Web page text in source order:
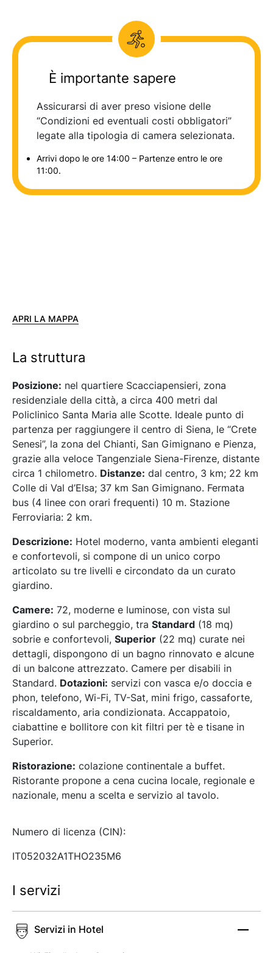
APRI LA MAPPA
La struttura
Posizione: nel quartiere Scacciapensieri, zona
residenziale della città, a circa 400 metri dal
Policlinico Santa Maria alle Scotte. Ideale punto di
partenza per raggiungere il centro di Siena, le “Crete
Senesi”, la zona del Chianti, San Gimignano e Pienza,
grazie alla veloce Tangenziale Siena-Firenze, distante
circa 1 chilometro. Distanze: dal centro, 3 km; 22 km
Colle di Val d’Elsa; 37 km San Gimignano. Fermata
bus (4 linee con orari frequenti) 10 m. Stazione
Ferroviaria: 2 km.
Descrizione: Hotel moderno, vanta ambienti eleganti
e confortevoli, si compone di un unico corpo
articolato su tre livelli e circondato da un curato
giardino.
Camere: 72, moderne e luminose, con vista sul
giardino o sul parcheggio, tra Standard (18 mq)
sobrie e confortevoli, Superior (22 mq) curate nei
dettagli, dispongono di un bagno rinnovato e alcune
di un balcone attrezzato. Camere per disabili in
Standard. Dotazioni: servizi con vasca e/o doccia e
phon, telefono, Wi-Fi, TV-Sat, mini frigo, cassaforte,
riscaldamento, aria condizionata. Accappatoio,
ciabattine e bollitore con kit filtri per tè e tisane in
Superior.
Ristorazione: colazione continentale a buffet.
Ristorante propone a cena cucina locale, regionale e
nazionale, menu a scelta e servizio al tavolo.
Numero di licenza (CIN):
IT052032A1THO235M6
I servizi
Servizi in Hotel
È importante sapere
Assicurarsi di aver preso visione delle
“Condizioni ed eventuali costi obbligatori”
legate alla tipologia di camera selezionata.
Arrivi dopo le ore 14:00 – Partenze entro le ore
11:00.